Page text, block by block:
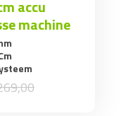
accu
machine
,00